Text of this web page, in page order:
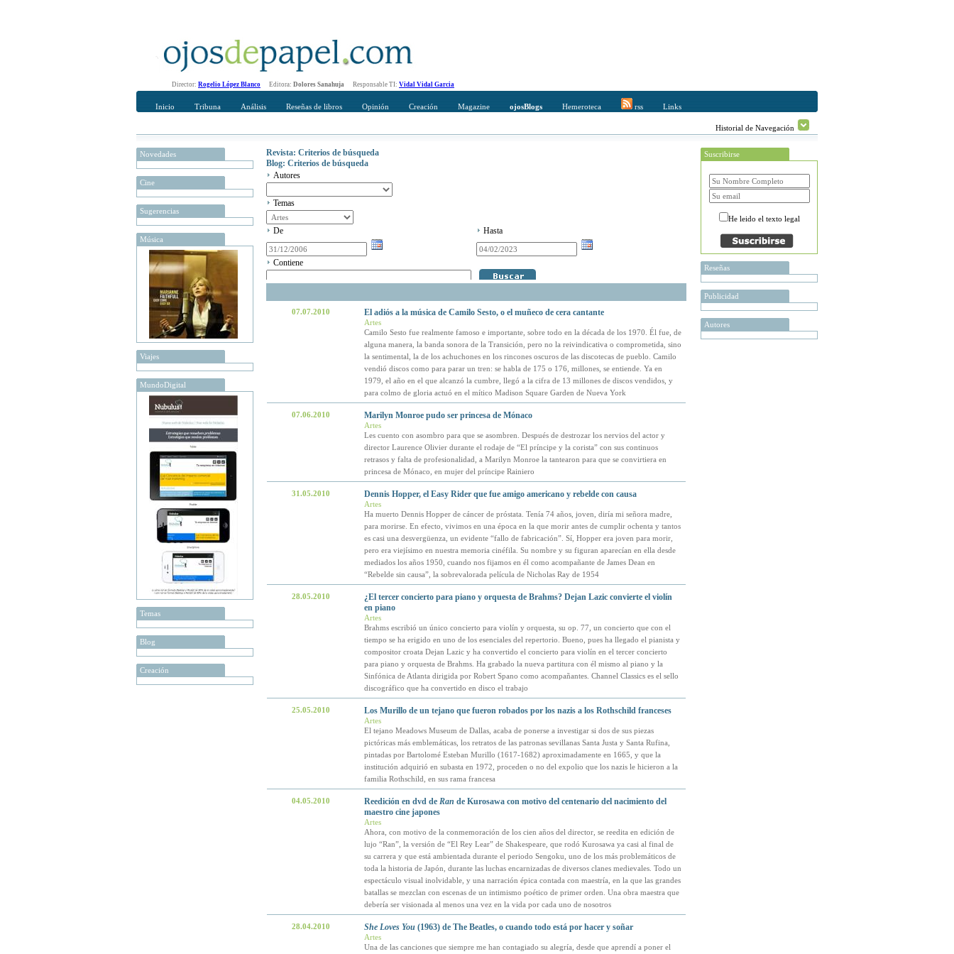
Director: Rogelio López Blanco Editora: Dolores Sanahuja Responsable TI: Vidal Vidal Garcia
Inicio Tribuna Análisis Reseñas de libros Opinión Creación Magazine ojosBlogs Hemeroteca rss Links
Historial de Navegación
Novedades
Cine
Sugerencias
Música
Viajes
MundoDigital
Temas
Blog
Creación
Revista: Criterios de búsqueda
Blog: Criterios de búsqueda
Autores
Temas
De Hasta
Contiene
07.07.2010 El adiós a la música de Camilo Sesto, o el muñeco de cera cantante
Artes
Camilo Sesto fue realmente famoso e importante, sobre todo en la década de los 1970. Él fue, de
alguna manera, la banda sonora de la Transición, pero no la reivindicativa o comprometida, sino
la sentimental, la de los achuchones en los rincones oscuros de las discotecas de pueblo. Camilo
vendió discos como para parar un tren: se habla de 175 o 176, millones, se entiende. Ya en
1979, el año en el que alcanzó la cumbre, llegó a la cifra de 13 millones de discos vendidos, y
para colmo de gloria actuó en el mítico Madison Square Garden de Nueva York
07.06.2010 Marilyn Monroe pudo ser princesa de Mónaco
Artes
Les cuento con asombro para que se asombren. Después de destrozar los nervios del actor y
director Laurence Olivier durante el rodaje de “El príncipe y la corista” con sus continuos
retrasos y falta de profesionalidad, a Marilyn Monroe la tantearon para que se convirtiera en
princesa de Mónaco, en mujer del príncipe Rainiero
31.05.2010 Dennis Hopper, el Easy Rider que fue amigo americano y rebelde con causa
Artes
Ha muerto Dennis Hopper de cáncer de próstata. Tenía 74 años, joven, diría mi señora madre,
para morirse. En efecto, vivimos en una época en la que morir antes de cumplir ochenta y tantos
es casi una desvergüenza, un evidente “fallo de fabricación”. Sí, Hopper era joven para morir,
pero era viejísimo en nuestra memoria cinéfila. Su nombre y su figuran aparecían en ella desde
mediados los años 1950, cuando nos fijamos en él como acompañante de James Dean en
“Rebelde sin causa”, la sobrevalorada película de Nicholas Ray de 1954
28.05.2010
¿El tercer concierto para piano y orquesta de Brahms? Dejan Lazic convierte el violín
en piano
Artes
Brahms escribió un único concierto para violín y orquesta, su op. 77, un concierto que con el
tiempo se ha erigido en uno de los esenciales del repertorio. Bueno, pues ha llegado el pianista y
compositor croata Dejan Lazic y ha convertido el concierto para violín en el tercer concierto
para piano y orquesta de Brahms. Ha grabado la nueva partitura con él mismo al piano y la
Sinfónica de Atlanta dirigida por Robert Spano como acompañantes. Channel Classics es el sello
discográfico que ha convertido en disco el trabajo
25.05.2010 Los Murillo de un tejano que fueron robados por los nazis a los Rothschild franceses
Artes
El tejano Meadows Museum de Dallas, acaba de ponerse a investigar si dos de sus piezas
pictóricas más emblemáticas, los retratos de las patronas sevillanas Santa Justa y Santa Rufina,
pintadas por Bartolomé Esteban Murillo (1617-1682) aproximadamente en 1665, y que la
institución adquirió en subasta en 1972, proceden o no del expolio que los nazis le hicieron a la
familia Rothschild, en sus rama francesa
04.05.2010 Reedición en dvd de Ran de Kurosawa con motivo del centenario del nacimiento del
maestro cine japones
Artes
Ahora, con motivo de la conmemoración de los cien años del director, se reedita en edición de
lujo “Ran”, la versión de “El Rey Lear” de Shakespeare, que rodó Kurosawa ya casi al final de
su carrera y que está ambientada durante el periodo Sengoku, uno de los más problemáticos de
toda la historia de Japón, durante las luchas encarnizadas de diversos clanes medievales. Todo un
espectáculo visual inolvidable, y una narración épica contada con maestría, en la que las grandes
batallas se mezclan con escenas de un intimismo poético de primer orden. Una obra maestra que
debería ser visionada al menos una vez en la vida por cada uno de nosotros
28.04.2010 She Loves You(1963) de The Beatles, o cuando todo está por hacer y soñar
Artes
Una de las canciones que siempre me han contagiado su alegría, desde que aprendí a poner el
Suscribirse
He leido el texto legal
Reseñas
Publicidad
Autores